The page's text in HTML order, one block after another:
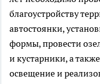
благоустройству
автостоянки,
формы, провести
и кустарники, а
освещение и